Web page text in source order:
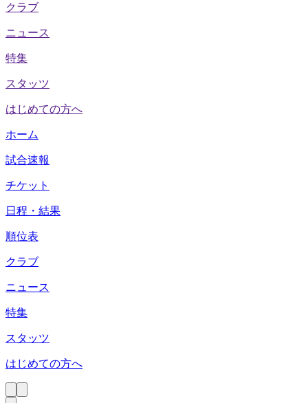
クラブ
ニュース
特集
スタッツ
はじめての方へ
ホーム
試合速報
チケット
日程・結果
順位表
クラブ
ニュース
特集
スタッツ
はじめての方へ